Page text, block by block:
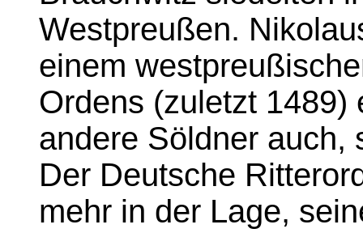
Westpreußen.
einem
Ordens (zuletzt
andere Söldner auch,
Der Deutsche
mehr in der Lage,